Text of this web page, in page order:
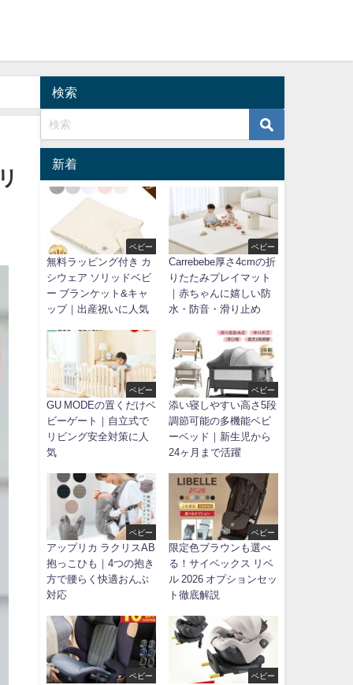
検索
新着
ベビー
無料ラッピング付き カ
シウェア ソリッドベビ
ー ブランケット&キャ
ップ｜出産祝いに人気
ベビー
Carrebebe厚さ4cmの折
りたたみプレイマット
｜赤ちゃんに嬉しい防
水・防音・滑り止め
ベビー
GU MODEの置くだけベ
ビーゲート｜自立式で
リビング安全対策に人
気
ベビー
添い寝しやすい高さ5段
調節可能の多機能ベビ
ーベッド｜新生児から
24ヶ月まで活躍
ベビー
アップリカ ラクリスAB
抱っこひも｜4つの抱き
方で腰らく快適おんぶ
対応
ベビー
限定色ブラウンも選べ
る！サイベックス リベ
ル 2026 オプションセッ
ト徹底解説
ベビー ベビー